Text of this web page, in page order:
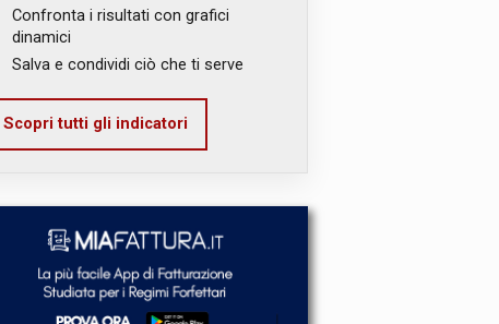
Confronta i risultati con grafici
dinamici
Salva e condividi ciò che ti serve
Scopri tutti gli indicatori